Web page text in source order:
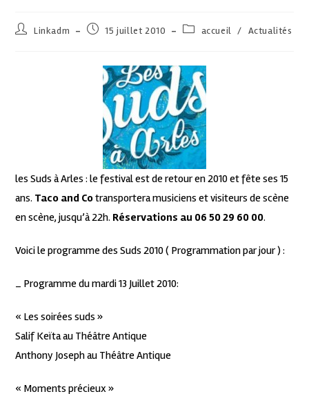
Linkadm 15 juillet 2010 accueil / Actualités
les Suds à Arles : le festival est de retour en 2010 et fête ses 15
ans. Taco and Cotransportera musiciens et visiteurs de scène
en scène, jusqu’à 22h. Réservations au 06 50 29 60 00.
Voici le programme des Suds 2010 ( Programmation par jour ) :
_ Programme du mardi 13 Juillet 2010:
« Les soirées suds »
Salif Keïta au Théâtre Antique
Anthony Joseph au Théâtre Antique
« Moments précieux »